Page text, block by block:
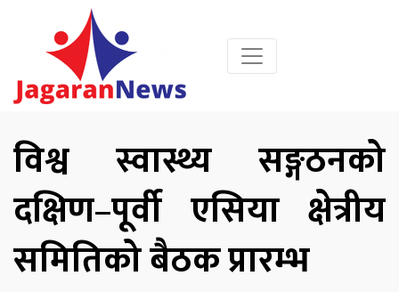
विश्व स्वास्थ्य सङ्गठनको
दक्षिण–पूर्वी एसिया क्षेत्रीय
समितिको बैठक प्रारम्भ